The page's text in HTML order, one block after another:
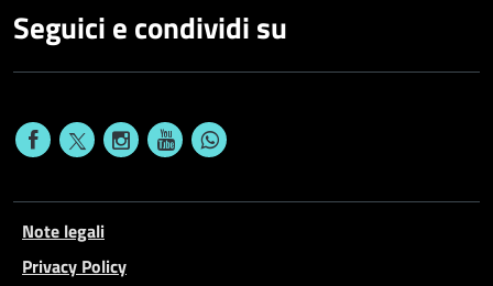
Seguici e condividi su
Note legali
Privacy Policy